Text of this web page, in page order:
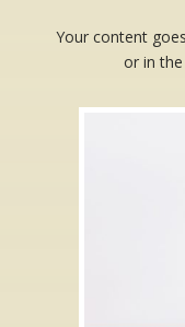
Your content
or in